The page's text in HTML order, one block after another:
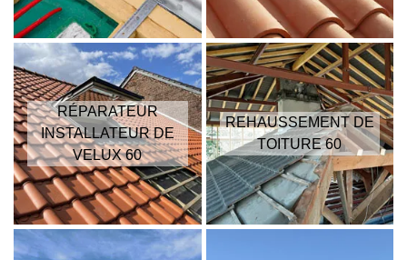
RÉPARATEUR
INSTALLATEUR DE
VELUX 60
REHAUSSEMENT DE
TOITURE 60